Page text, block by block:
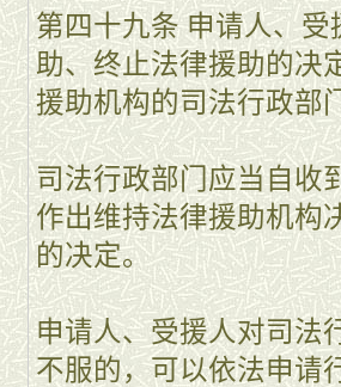
第四十九条 申请人、
助、终止法律援助的决
援助机构的司法行政部
司法行政部门应当自收
作出维持法律援助机构
的决定。
申请人、受援人对司法
不服的，可以依法申请